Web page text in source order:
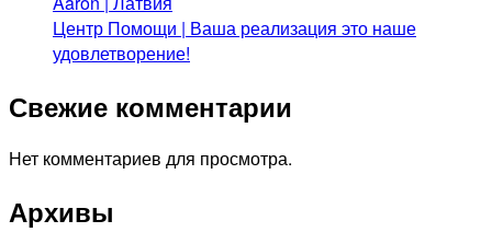
Центр Помощи | Ваша реализация это наше
удовлетворение!
Свежие комментарии
Нет комментариев для просмотра.
Архивы